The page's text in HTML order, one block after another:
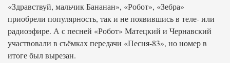
«Здравствуй, мальчик Бананан», «Робот», «Зебра»
приобрели популярность, так и не появившись в теле- или
радиоэфире. А с песней «Робот» Матецкий и Чернавский
участвовали в съёмках передачи «Песня-83», но номер в
итоге был вырезан.